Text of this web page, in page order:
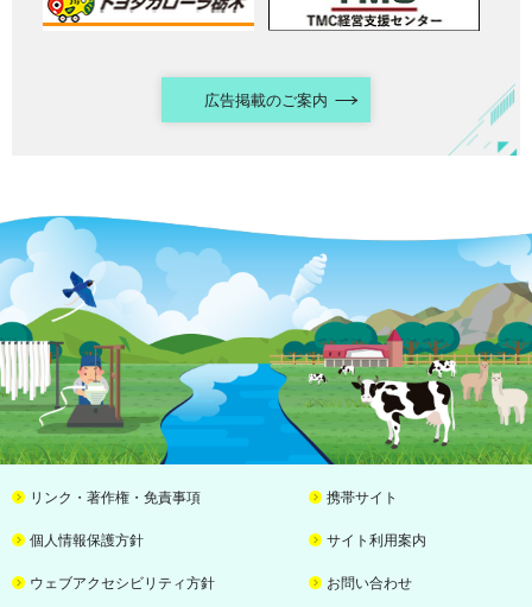
広告掲載のご案内
リンク・著作権・免責事項 携帯サイト
個人情報保護方針 サイト利用案内
ウェブアクセシビリティ方針 お問い合わせ